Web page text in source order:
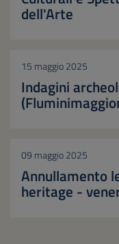
dell'Arte
15 maggio 2025
Indagini
09 maggio 2025
Annullamento
heritage -